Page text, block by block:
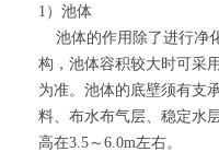
1）池体
池体的作用除了进行净
构，池体容积较大时可采
为准。池体的底壁须有支
料、布水布气层、稳定水
高在3.5～6.0m左右。